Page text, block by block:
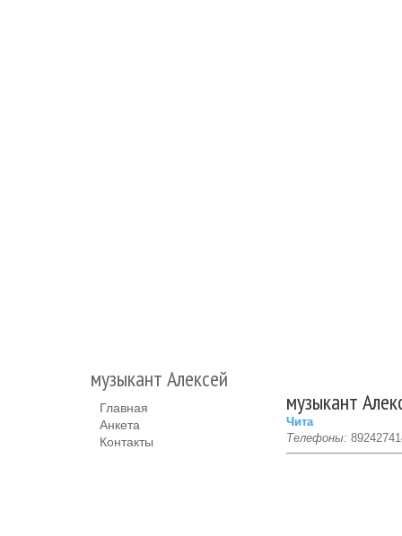
музыкант Алексей
Главная
Анкета
Контакты
музыкант
Чита
Телефоны: